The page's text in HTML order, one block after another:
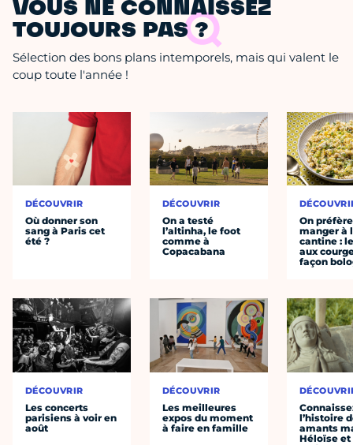
VOUS NE CONNAISSEZ
TOUJOURS PAS ?
Sélection des bons plans intemporels, mais qui valent le
coup toute l'année !
DÉCOUVRIR
Où donner son
sang à Paris cet
été ?
DÉCOUVRIR
Les concerts
parisiens à voir en
août
DÉCOUVRIR
On a testé
l’altinha, le foot
comme à
Copacabana
DÉCOUVRIR
Les meilleures
expos du moment
à faire en famille
On préfère
manger à
cantine :
aux
façon
l’histoire
amants
Héloïse et